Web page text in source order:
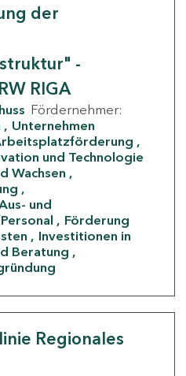
der
-
RIGA
Fördernehmer:
Unternehmen
und Technologie
Wachsen
und
Förderung
Investitionen in
Beratung
Regionales